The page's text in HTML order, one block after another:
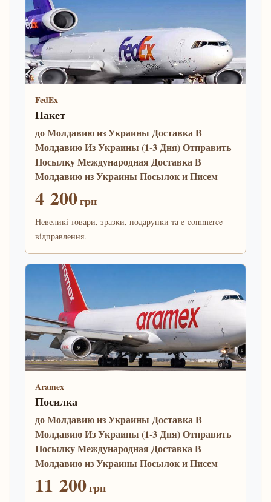
FedEx
Пакет
до Молдавию из Украины Доставка В
Молдавию Из Украины (1-3 Дня) Отправить
Посылку Международная Доставка В
Молдавию из Украины Посылок и Писем
4 200грн
Невеликі товари, зразки, подарунки та e-commerce
відправлення.
Aramex
Посилка
до Молдавию из Украины Доставка В
Молдавию Из Украины (1-3 Дня) Отправить
Посылку Международная Доставка В
Молдавию из Украины Посылок и Писем
11 200грн